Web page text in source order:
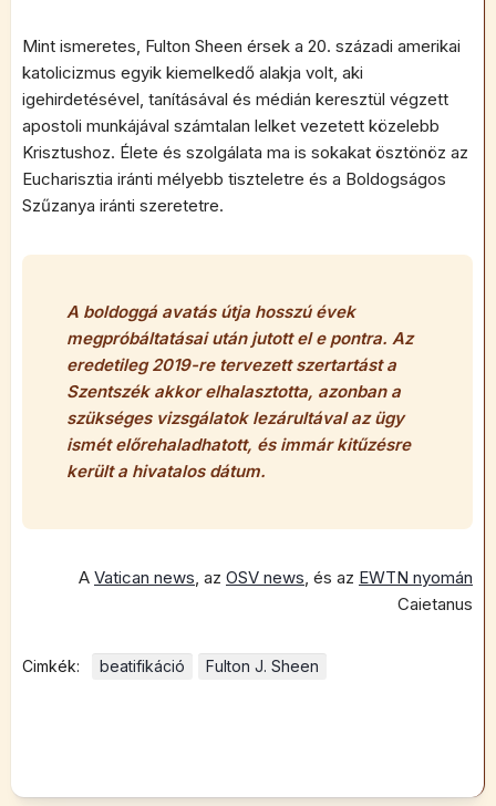
Mint ismeretes, Fulton Sheen érsek a 20. századi amerikai
katolicizmus egyik kiemelkedő alakja volt, aki
igehirdetésével, tanításával és médián keresztül végzett
apostoli munkájával számtalan lelket vezetett közelebb
Krisztushoz. Élete és szolgálata ma is sokakat ösztönöz az
Eucharisztia iránti mélyebb tiszteletre és a Boldogságos
Szűzanya iránti szeretetre.
A boldoggá avatás útja hosszú évek
megpróbáltatásai után jutott el e pontra. Az
eredetileg 2019-re tervezett szertartást a
Szentszék akkor elhalasztotta, azonban a
szükséges vizsgálatok lezárultával az ügy
ismét előrehaladhatott, és immár kitűzésre
került a hivatalos dátum.
A Vatican news, az OSV news, és az EWTN nyomán
Caietanus
Cimkék: beatifikáció Fulton J. Sheen